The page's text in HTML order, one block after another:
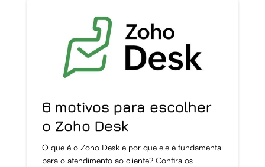
6 motivos para escolher
o Zoho Desk
O que é o Zoho Desk e por que ele é fundamental
para o atendimento ao cliente? Confira os